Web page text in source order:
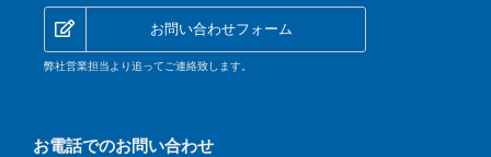
お問い合わせフォーム
弊社営業担当より追ってご連絡致します。
お電話でのお問い合わせ